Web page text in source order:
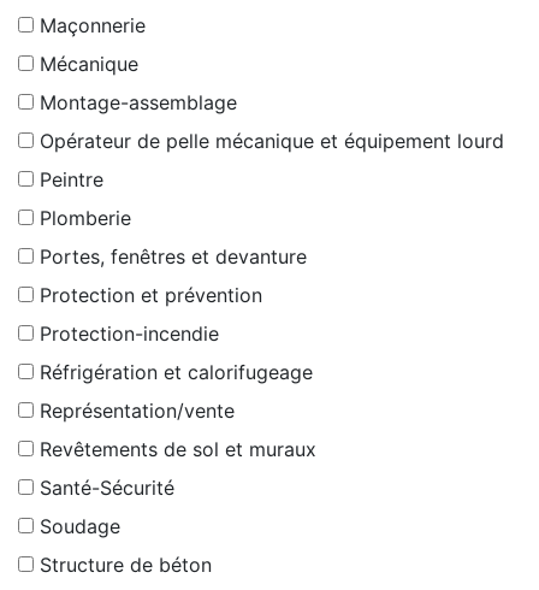
Maçonnerie
Mécanique
Montage-assemblage
Opérateur de pelle mécanique et équipement lourd
Peintre
Plomberie
Portes, fenêtres et devanture
Protection et prévention
Protection-incendie
Réfrigération et calorifugeage
Représentation/vente
Revêtements de sol et muraux
Santé-Sécurité
Soudage
Structure de béton